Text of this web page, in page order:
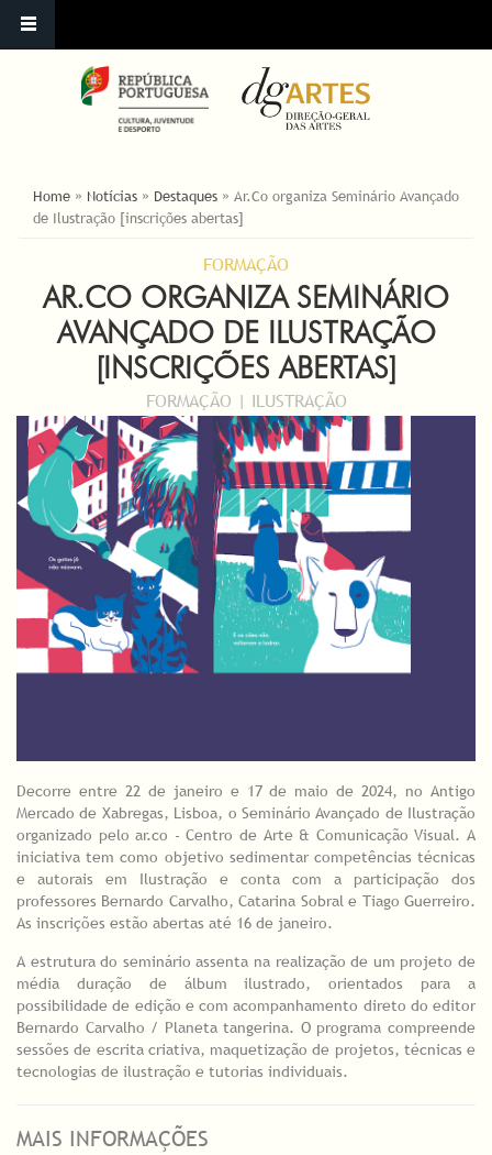
YOU ARE HERE
Home » Notícias » Destaques » Ar.Co organiza Seminário Avançado
de Ilustração [inscrições abertas]
FORMAÇÃO
AR.CO ORGANIZA SEMINÁRIO
AVANÇADO DE ILUSTRAÇÃO
[INSCRIÇÕES ABERTAS]
FORMAÇÃO | ILUSTRAÇÃO
Decorre entre 22 de janeiro e 17 de maio de 2024, no Antigo
Mercado de Xabregas, Lisboa, o Seminário Avançado de Ilustração
organizado pelo ar.co - Centro de Arte & Comunicação Visual. A
iniciativa tem como objetivo sedimentar competências técnicas
e autorais em Ilustração e conta com a participação dos
professores Bernardo Carvalho, Catarina Sobral e Tiago Guerreiro.
As inscrições estão abertas até 16 de janeiro.
A estrutura do seminário assenta na realização de um projeto de
média duração de álbum ilustrado, orientados para a
possibilidade de edição e com acompanhamento direto do editor
Bernardo Carvalho / Planeta tangerina. O programa compreende
sessões de escrita criativa, maquetização de projetos, técnicas e
tecnologias de ilustração e tutorias individuais.
MAIS INFORMAÇÕES